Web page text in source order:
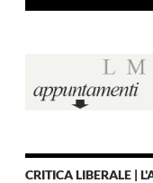
CRITICA LIBERALE |